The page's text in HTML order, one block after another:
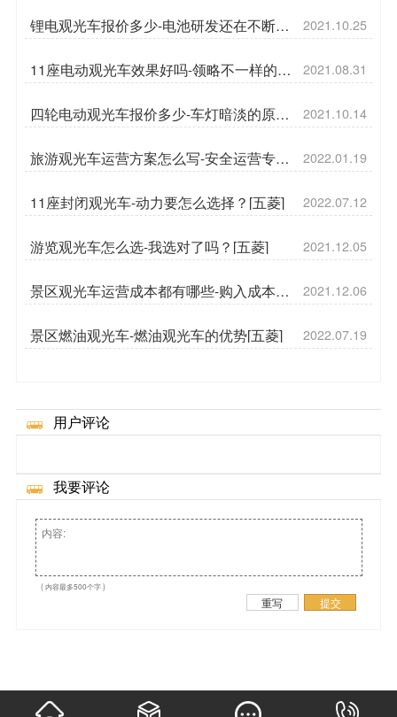
锂电观光车报价多少-电池研发还在不断突
破[五菱]
2021.10.25
11座电动观光车效果好吗-领略不一样的风
情[五菱]
2021.08.31
四轮电动观光车报价多少-车灯暗淡的原因
分析[五菱]
2021.10.14
旅游观光车运营方案怎么写-安全运营专项
[五菱]
2022.01.19
11座封闭观光车-动力要怎么选择？[五菱] 2022.07.12
游览观光车怎么选-我选对了吗？[五菱] 2021.12.05
景区观光车运营成本都有哪些-购入成本以
外的支出[五菱]
2021.12.06
景区燃油观光车-燃油观光车的优势[五菱] 2022.07.19
用户评论
我要评论
( 内容最多500个字 )
重写 提交